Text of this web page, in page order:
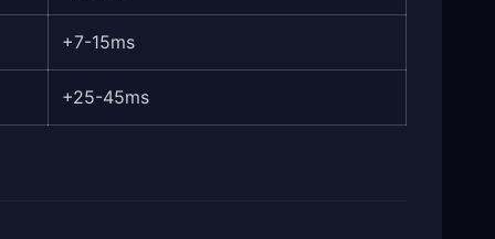
+7-15ms
+25-45ms